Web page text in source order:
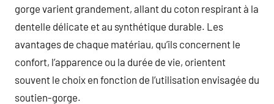
gorge varient grandement, allant du coton respirant à la
dentelle délicate et au synthétique durable. Les
avantages de chaque matériau, qu’ils concernent le
confort, l’apparence ou la durée de vie, orientent
souvent le choix en fonction de l’utilisation envisagée du
soutien-gorge.